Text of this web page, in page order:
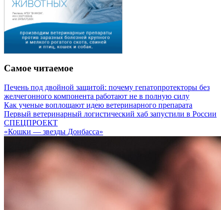
Самое читаемое
Печень под двойной защитой: почему гепатопротекторы без
желчегонного компонента работают не в полную силу
Как ученые воплощают идею ветеринарного препарата
Первый ветеринарный логистический хаб запустили в России
СПЕЦПРОЕКТ
«Кошки — звезды Донбасса»